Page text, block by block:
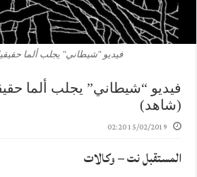
فيديو "شيطاني" يجلب ألما
فيديو “شيطاني” يجلب ألما
(شاهد)
15/02/2019 02:20
المستقبل نت – وكالات